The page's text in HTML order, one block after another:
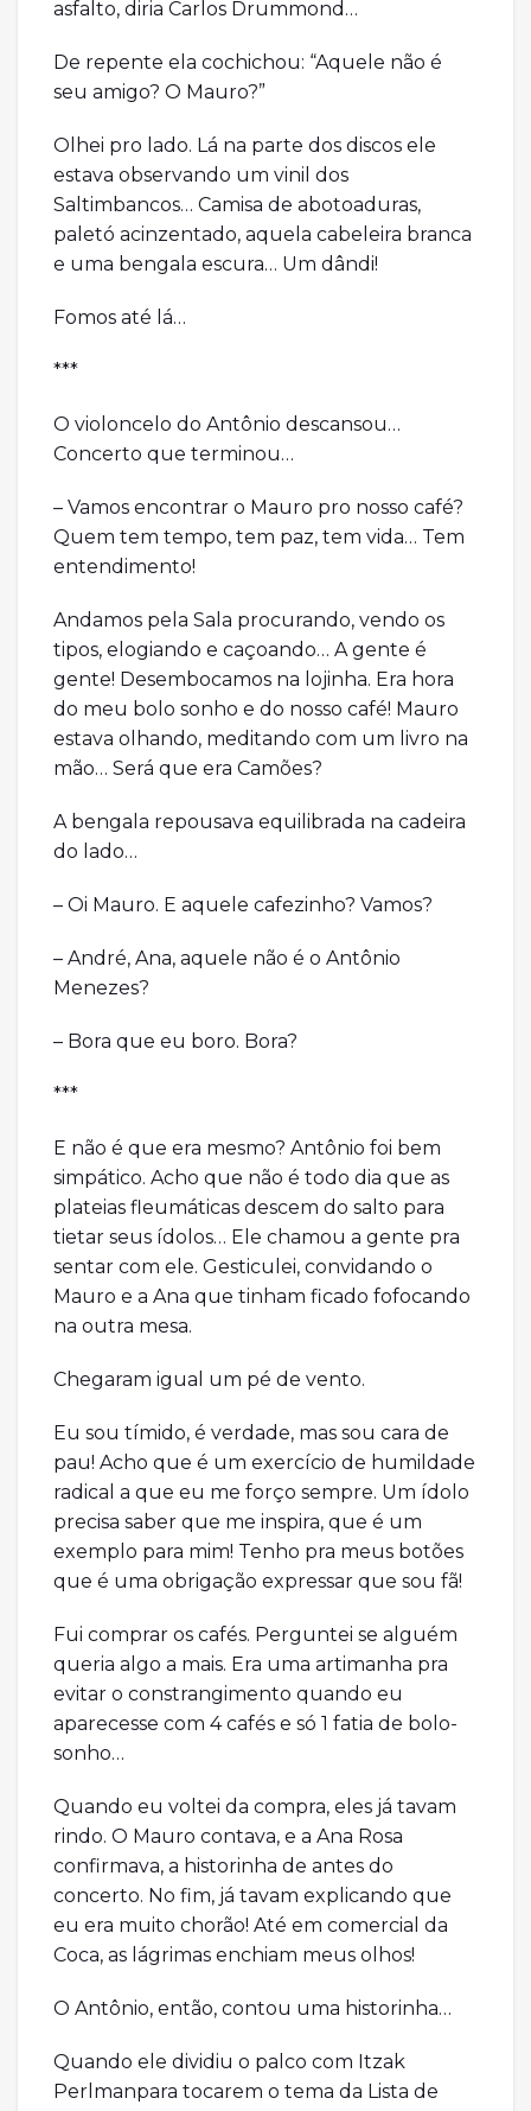
asfalto, diria Carlos Drummond…
De repente ela cochichou: “Aquele não é
seu amigo? O Mauro?”
Olhei pro lado. Lá na parte dos discos ele
estava observando um vinil dos
Saltimbancos… Camisa de abotoaduras,
paletó acinzentado, aquela cabeleira branca
e uma bengala escura… Um dândi!
Fomos até lá…
***
O violoncelo do Antônio descansou…
Concerto que terminou…
– Vamos encontrar o Mauro pro nosso café?
Quem tem tempo, tem paz, tem vida… Tem
entendimento!
Andamos pela Sala procurando, vendo os
tipos, elogiando e caçoando… A gente é
gente! Desembocamos na lojinha. Era hora
do meu bolo sonho e do nosso café! Mauro
estava olhando, meditando com um livro na
mão… Será que era Camões?
A bengala repousava equilibrada na cadeira
do lado…
– Oi Mauro. E aquele cafezinho? Vamos?
– André, Ana, aquele não é o Antônio
Menezes?
– Bora que eu boro. Bora?
***
E não é que era mesmo? Antônio foi bem
simpático. Acho que não é todo dia que as
plateias fleumáticas descem do salto para
tietar seus ídolos… Ele chamou a gente pra
sentar com ele. Gesticulei, convidando o
Mauro e a Ana que tinham ficado fofocando
na outra mesa.
Chegaram igual um pé de vento.
Eu sou tímido, é verdade, mas sou cara de
pau! Acho que é um exercício de humildade
radical a que eu me forço sempre. Um ídolo
precisa saber que me inspira, que é um
exemplo para mim! Tenho pra meus botões
que é uma obrigação expressar que sou fã!
Fui comprar os cafés. Perguntei se alguém
queria algo a mais. Era uma artimanha pra
evitar o constrangimento quando eu
aparecesse com 4 cafés e só 1 fatia de bolo-
sonho…
Quando eu voltei da compra, eles já tavam
rindo. O Mauro contava, e a Ana Rosa
confirmava, a historinha de antes do
concerto. No fim, já tavam explicando que
eu era muito chorão! Até em comercial da
Coca, as lágrimas enchiam meus olhos!
O Antônio, então, contou uma historinha…
Quando ele dividiu o palco com Itzak
Perlmanpara tocarem o tema da Lista de